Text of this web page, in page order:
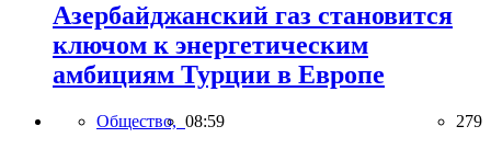
Азербайджанский газ становится
ключом к энергетическим
амбициям Турции в Европе
Общество, 08:59 279